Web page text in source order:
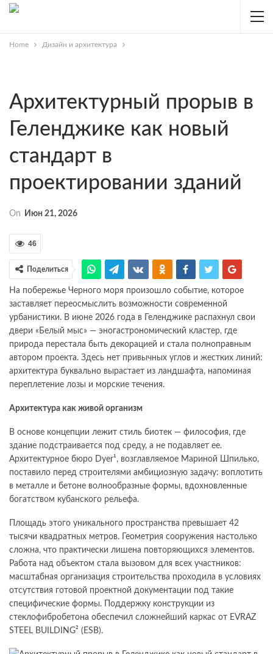
Home Дизайн и архитектура
Архитектурный прорыв в
Геленджике как новый
стандарт в
проектировании зданий
On Июн 21, 2026
46
Поделиться
На побережье Черного моря произошло событие, которое
заставляет переосмыслить возможности современной
урбанистики. В июне 2026 года в Геленджике распахнул свои
двери «Белый мыс» — эногастрономический кластер, где
природа перестала быть декорацией и стала полноправным
автором проекта. Здесь нет привычных углов и жестких линий:
архитектура буквально вырастает из ландшафта, напоминая
переплетение лозы и морские течения.
Архитектура как живой организм
В основе концепции лежит стиль биотек — философия, где
здание подстраивается под среду, а не подавляет ее.
Архитектурное бюро Dyer¹, возглавляемое Мариной Шпилько,
поставило перед строителями амбициозную задачу: воплотить
в металле и бетоне волнообразные формы, вдохновленные
богатством кубанского рельефа.
Площадь этого уникального пространства превышает 42
тысячи квадратных метров. Геометрия сооружения настолько
сложна, что практически лишена повторяющихся элементов.
Работа над объектом стала вызовом для всех участников:
масштабная организация строительства проходила в условиях
отсутствия готовой проектной документации под такие
специфические формы. Поддержку конструкции из
стеклофибробетона обеспечил сложнейший каркас от EVRAZ
STEEL BUILDING² (ESB).